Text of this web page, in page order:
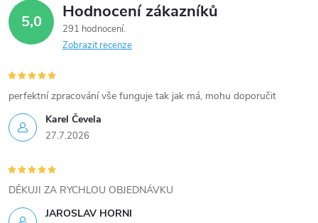
v
ý
p
i
s
u
5,0 Hodnocení zákazníků
291 hodnocení
Zobrazit recenze
Karel Čevela
27.7.2026
perfektní zpracování vše funguje tak jak má, mohu doporučit
JAROSLAV HORNI
DĚKUJI ZA RYCHLOU OBJEDNÁVKU